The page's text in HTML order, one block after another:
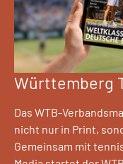
Württemberg
Das WTB-
nicht nur in Print,
Gemeinsam mit